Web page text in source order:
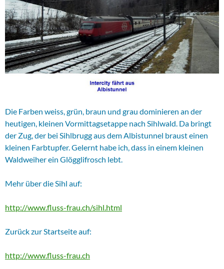
Die Farben weiss, grün, braun und grau dominieren an der
heutigen, kleinen Vormittagsetappe nach Sihlwald. Da bringt
der Zug, der bei Sihlbrugg aus dem Albistunnel braust einen
kleinen Farbtupfer. Gelernt habe ich, dass in einem kleinen
Waldweiher ein Glögglifrosch lebt.
Mehr über die Sihl auf:
http://www.fluss-frau.ch/sihl.html
Zurück zur Startseite auf:
http://www.fluss-frau.ch